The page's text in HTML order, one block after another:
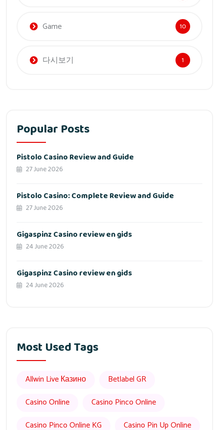
Game 10
다시보기 1
Popular Posts
Pistolo Casino Review and Guide
27 June 2026
Pistolo Casino: Complete Review and Guide
27 June 2026
Gigaspinz Casino review en gids
24 June 2026
Gigaspinz Casino review en gids
24 June 2026
Most Used Tags
Allwin Live Казино
Betlabel GR
Casino Online
Casino Pinco Online
Casino Pinco Online KG
Casino Pin Up Online